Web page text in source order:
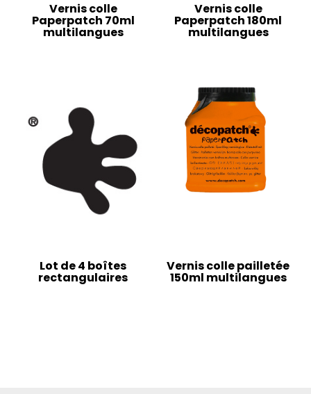
Vernis colle
Paperpatch 70ml
multilangues
Vernis colle
Paperpatch 180ml
multilangues
Lot de 4 boîtes
rectangulaires
Vernis colle pailletée
150ml multilangues